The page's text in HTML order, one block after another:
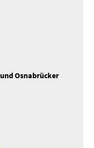
Osnabrücker